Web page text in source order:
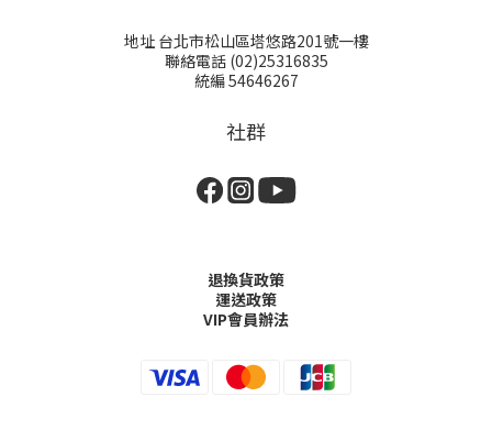
地址 台北市松山區塔悠路201號一樓
聯絡電話 (02)25316835
統編 54646267
社群
退換貨政策
運送政策
VIP會員辦法